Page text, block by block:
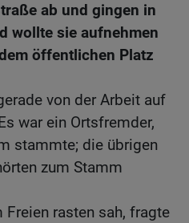
ab und gingen in
wollte sie aufnehmen
öffentlichen Platz
von der Arbeit auf
war ein Ortsfremder,
stammte; die übrigen
zum Stamm
rasten sah, fragte